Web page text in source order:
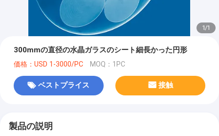
1/1
300mmの直径の水晶ガラスのシート細長かった円形
価格：USD 1-3000/PC MOQ：1PC
ベストプライス 接触
製品の説明